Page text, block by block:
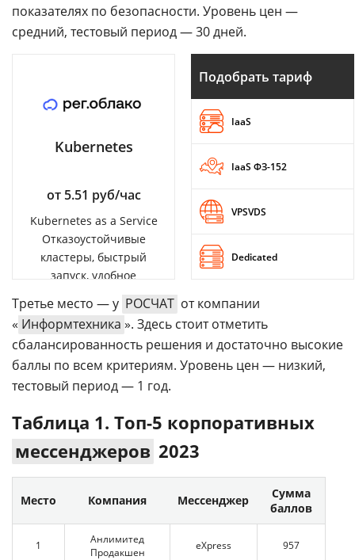
показателях по безопасности. Уровень цен —
средний, тестовый период — 30 дней.
Kubernetes
от 5.51 руб/час
Kubernetes as a Service
Отказоустойчивые
кластеры, быстрый
запуск, удобное
Подобрать тариф
IaaS
IaaS ФЗ-152
VPSVDS
Dedicated
Третье место — у РОСЧАТ от компании
« Информтехника ». Здесь стоит отметить
сбалансированность решения и достаточно высокие
баллы по всем критериям. Уровень цен — низкий,
тестовый период — 1 год.
Таблица 1. Топ-5 корпоративных
мессенджеров 2023
Место Компания Мессенджер
Сумма
баллов
1
Анлимитед
Продакшен
eXpress 957